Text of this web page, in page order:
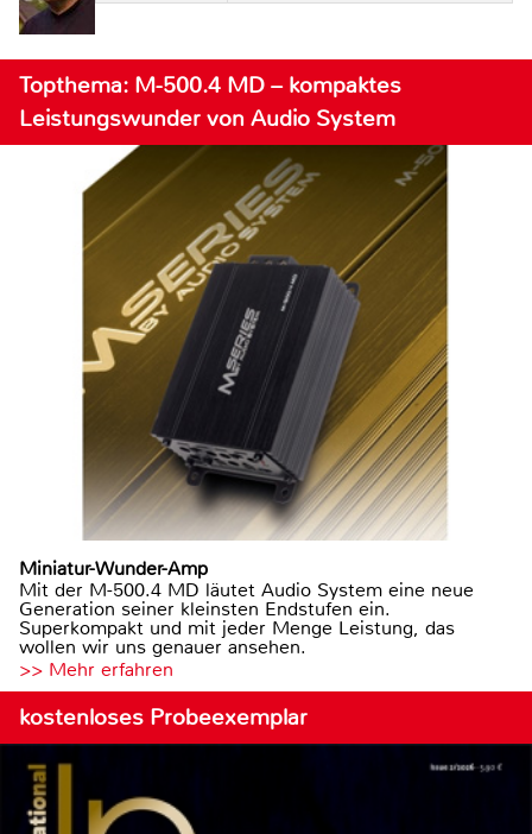
Topthema: M-500.4 MD – kompaktes
Leistungswunder von Audio System
Miniatur-Wunder-Amp
Mit der M-500.4 MD läutet Audio System eine neue
Generation seiner kleinsten Endstufen ein.
Superkompakt und mit jeder Menge Leistung, das
wollen wir uns genauer ansehen.
>> Mehr erfahren
kostenloses Probeexemplar